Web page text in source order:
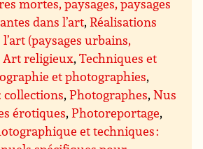
mortes, paysages, paysages
dans l’art,Réalisations
(paysages urbains,
Art religieux,Techniques et
et photographies,
collections,Photographes,Nus
érotiques,Photoreportage,
et techniques :